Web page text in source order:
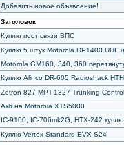
Добавить новое объявление!
Заголовок
Куплю пост связи ВПС
Куплю 5 штук Motorola DP1400 UHF
Motorola GM160, 340, 360
Куплю Alinco DR-605 Radioshack
Zetron 827 MPT-1327 Trunking
Акб на Motorola XTS5000
IC-9100, IC-706mk2G, HTX-242
Куплю Vertex Standard EVX-S24